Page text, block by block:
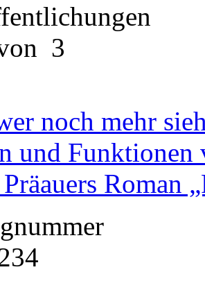
3
noch mehr
und
Präauers Roman